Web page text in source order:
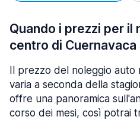
Quando i prezzi per il
centro di
Il prezzo del noleggio
varia a seconda della
offre una panoramica
corso dei mesi, così potrai